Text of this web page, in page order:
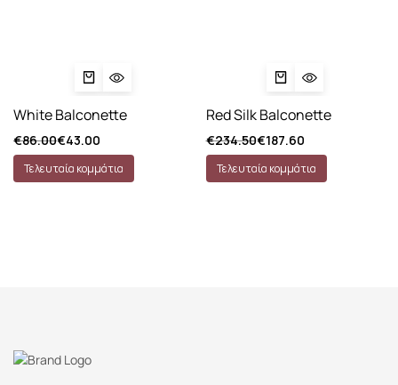
White Balconette
€86.00€43.00
Τελευταία κομμάτια
Red Silk Balconette
€234.50€187.60
Τελευταία κομμάτια